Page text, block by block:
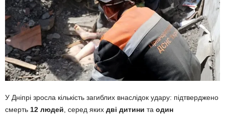
У Дніпрі зросла кількість загиблих внаслідок удару: підтверджено
смерть 12 людей , серед яких дві дитини та один